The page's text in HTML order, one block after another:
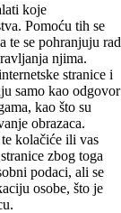
koje
Pomoću tih se
te se pohranjuju
njima.
stranice i
samo kao odgovor
kao što su
obrazaca.
kolačiće ili vas
zbog toga
podaci, ali se
osobe, što je